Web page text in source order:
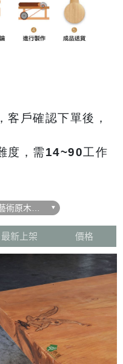
客戶確認下單後，
度，需14~90工作
術原木桌
最新上架 價格